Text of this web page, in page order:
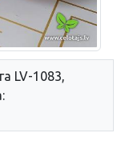
LV-1083,